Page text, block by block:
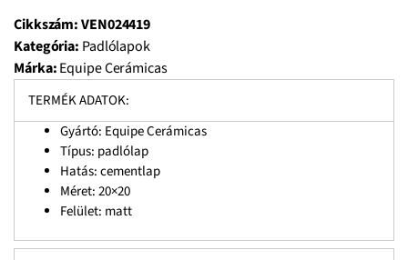
Cikkszám:VEN024419
Kategória: Padlólapok
Márka:Equipe Cerámicas
TERMÉK ADATOK:
Gyártó: Equipe Cerámicas
Típus: padlólap
Hatás: cementlap
Méret: 20×20
Felület: matt